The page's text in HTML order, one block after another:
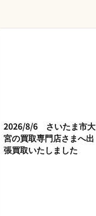
2026/8/6 さいたま市大
宮の買取専門店さまへ出
張買取いたしました